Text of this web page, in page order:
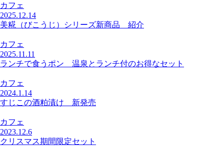
カフェ
2025.12.14
美糀（びこうじ）シリーズ新商品 紹介
カフェ
2025.11.11
ランチで食うポン 温泉とランチ付のお得なセット
カフェ
2024.1.14
すじこの酒粕漬け 新発売
カフェ
2023.12.6
クリスマス期間限定セット